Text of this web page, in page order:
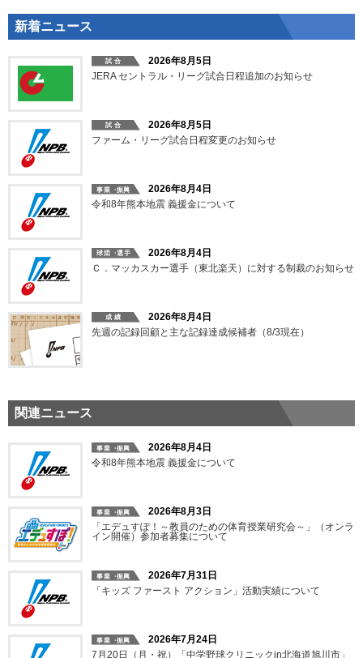
新着ニュース
2026年8月5日
JERA セントラル・リーグ試合日程追加のお知らせ
2026年8月5日
ファーム・リーグ試合日程変更のお知らせ
2026年8月4日
令和8年熊本地震 義援金について
2026年8月4日
Ｃ．マッカスカー選手（東北楽天）に対する制裁のお知らせ
2026年8月4日
先週の記録回顧と主な記録達成候補者（8/3現在）
関連ニュース
2026年8月4日
令和8年熊本地震 義援金について
2026年8月3日
「エデュすぽ！～教員のための体育授業研究会～」（オンラ
イン開催）参加者募集について
2026年7月31日
「キッズ ファースト アクション」活動実績について
2026年7月24日
7月20日（月・祝）「中学野球クリニックin北海道旭川市」